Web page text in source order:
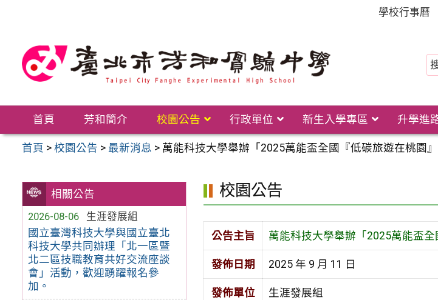
學校行事曆
首頁 芳和簡介 校園公告 行政單位 新生入學專區 升學進
首頁 >校園公告 > 最新消息 > 萬能科技大學舉辦「2025萬能盃全國『低碳旅遊在桃園』
相關公告
2026-08-06
生涯發展組
國立臺灣科技大學與國立臺北
科技大學共同辦理「北一區暨
北二區技職教育共好交流座談
會」活動，歡迎踴躍報名參
加。
校園公告
公告主旨 萬能科技大學舉辦「2025萬能盃
發佈日期 2025 年 9 月 11 日
發佈單位 生涯發展組